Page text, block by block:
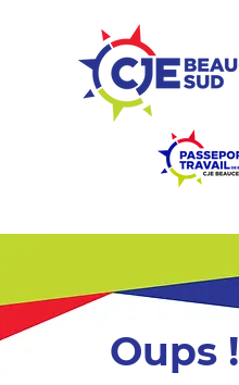
Oups !